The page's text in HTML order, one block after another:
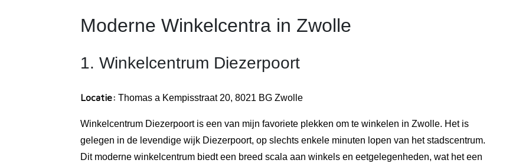
Moderne Winkelcentra in Zwolle
1. Winkelcentrum Diezerpoort
Locatie: Thomas a Kempisstraat 20, 8021 BG Zwolle
Winkelcentrum Diezerpoort is een van mijn favoriete plekken om te winkelen in Zwolle. Het is
gelegen in de levendige wijk Diezerpoort, op slechts enkele minuten lopen van het stadscentrum.
Dit moderne winkelcentrum biedt een breed scala aan winkels en eetgelegenheden, wat het een